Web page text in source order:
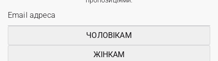
ЧОЛОВІКАМ
ЖІНКАМ